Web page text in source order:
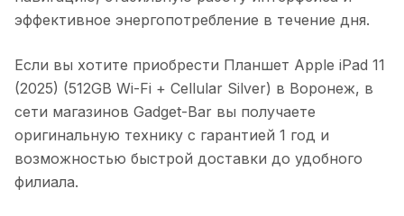
эффективное энергопотребление в течение дня.
Если вы хотите приобрести Планшет Apple iPad 11
(2025) (512GB Wi-Fi + Cellular Silver) в Воронеж, в
сети магазинов Gadget-Bar вы получаете
оригинальную технику с гарантией 1 год и
возможностью быстрой доставки до удобного
филиала.